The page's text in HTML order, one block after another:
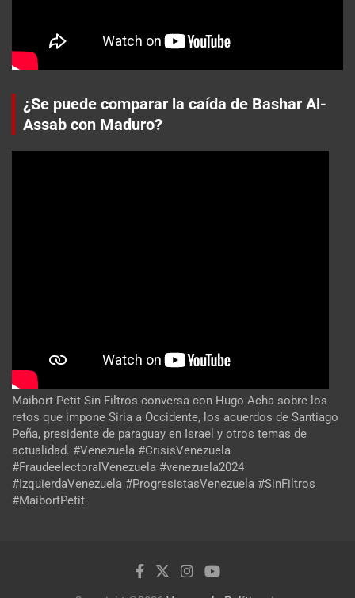
¿Se puede comparar la caída de Bashar Al-
Assab con Maduro?
Maibort Petit Sin Filtros conversa con Hugo Acha sobre los
retos que impone Siria a Occidente, los acuerdos de Santiago
Peña, presidente de paraguay en Israel y otros temas de
actualidad. #Venezuela #CrisisVenezuela
#FraudeelectoralVenezuela #venezuela2024
#IzquierdaVenezuela #ProgresistasVenezuela #SinFiltros
#MaibortPetit